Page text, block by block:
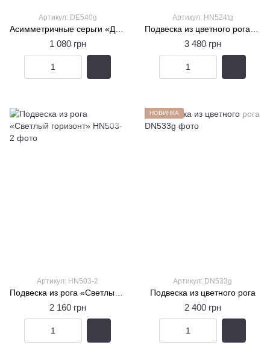
Артикул: DE540g
1 080 грн
Артикул: HN524tg
3 480 грн
Артикул: HN503-2
2 160 грн
НОВИНКА
Артикул: DN533g
Подвеска из цветного рога
2 400 грн